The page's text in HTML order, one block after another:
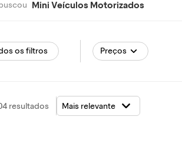
Mini Veículos Motorizados
os filtros Preços
resultados